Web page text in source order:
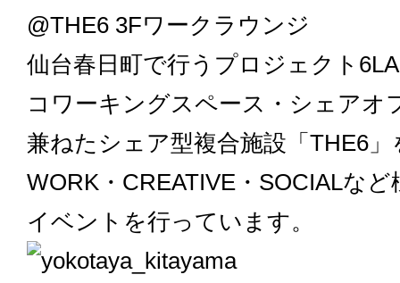
@THE6 3Fワークラウンジ
仙台春日町で行うプロジェクト
コワーキングスペース・シェアオ
兼ねたシェア型複合施設「THE6」
WORK・CREATIVE・SOCIALな
イベントを行っています。